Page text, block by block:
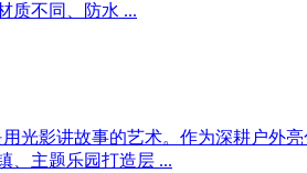
质不同、防水 ...
光影讲故事的艺术。作为深耕户外
、主题乐园打造层 ...